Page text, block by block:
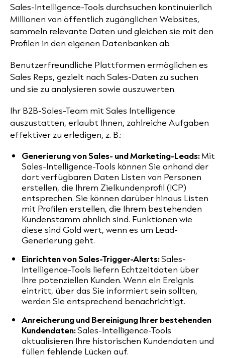
Sales-Intelligence-Tools durchsuchen kontinuierlich
Millionen von öffentlich zugänglichen Websites,
sammeln relevante Daten und gleichen sie mit den
Profilen in den eigenen Datenbanken ab.
Benutzerfreundliche Plattformen ermöglichen es
Sales Reps, gezielt nach Sales-Daten zu suchen
und sie zu analysieren sowie auszuwerten.
Ihr B2B-Sales-Team mit Sales Intelligence
auszustatten, erlaubt Ihnen, zahlreiche Aufgaben
effektiver zu erledigen, z. B.:
Generierung von Sales- und Marketing-Leads:Mit
Sales-Intelligence-Tools können Sie anhand der
dort verfügbaren Daten Listen von Personen
erstellen, die Ihrem Zielkundenprofil (ICP)
entsprechen. Sie können darüber hinaus Listen
mit Profilen erstellen, die Ihrem bestehenden
Kundenstamm ähnlich sind. Funktionen wie
diese sind Gold wert, wenn es um Lead-
Generierung geht.
Einrichten von Sales-Trigger-Alerts:Sales-
Intelligence-Tools liefern Echtzeitdaten über
Ihre potenziellen Kunden. Wenn ein Ereignis
eintritt, über das Sie informiert sein sollten,
werden Sie entsprechend benachrichtigt.
Anreicherung und Bereinigung Ihrer bestehenden
Kundendaten:Sales-Intelligence-Tools
aktualisieren Ihre historischen Kundendaten und
füllen fehlende Lücken auf.